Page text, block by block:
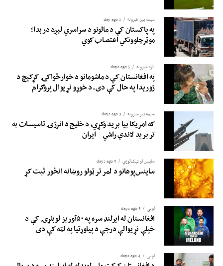
سیمه ییز خبرونه 1 day ago
په پاکستان کې د مالونو د سراسري لېږد درېدا؛
موټرچلوونکي اعتصاب کوي
تازه خبرونه 5 days ago
په افغانستان کې د ماشومانو د خوارځواکۍ کړکېچ د
ژورېدا په حال کې دی ـ د خوړو نړیوال پروګرام
سیمه ییز خبرونه 3 days ago
که امریکا بیا برید وکړي، د خلیج د انرژۍ تاسیسات به
تر برید لاندې راشي – ایران
ساینس او ​​ټیکنالوژي 3 days ago
ساینس‌پوهانو د لمر تر ټولو روښانه انځور ثبت کړ
لوبی 5 days ago
افغانستان له ایرلنډ سره په ۵۰آوریز لوبلړۍ کې د
خپلې نړیوالې درجې د پیاوړتیا په لټه کې دی
لوبی 4 days ago